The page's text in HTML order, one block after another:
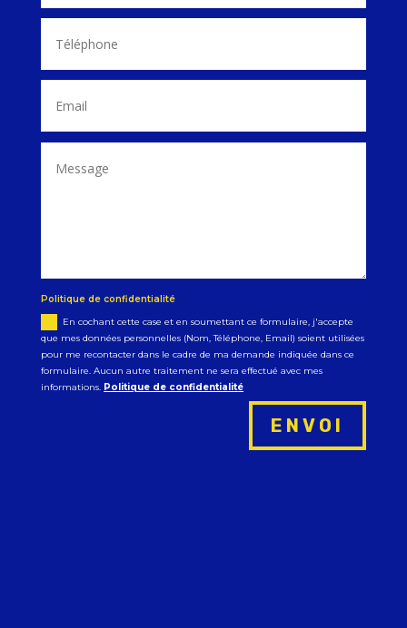
Politique de confidentialité
En cochant cette case et en soumettant ce formulaire, j'accepte
que mes données personnelles (Nom, Téléphone, Email) soient utilisées
pour me recontacter dans le cadre de ma demande indiquée dans ce
formulaire. Aucun autre traitement ne sera effectué avec mes
informations. Politique de confidentialité
ENVOI